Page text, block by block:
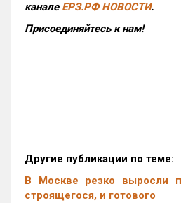
канале ЕРЗ.РФ НОВОСТИ.
Присоединяйтесь к нам!
Другие публикации по теме:
В Москве резко выросли
строящегося, и готового